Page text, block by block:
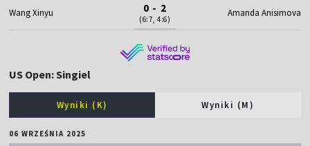
Wang Xinyu 0 - 2
(6:7, 4:6)
Amanda Anisimova
US Open: Singiel
Wyniki (K) Wyniki (M)
06 WRZEŚNIA 2025